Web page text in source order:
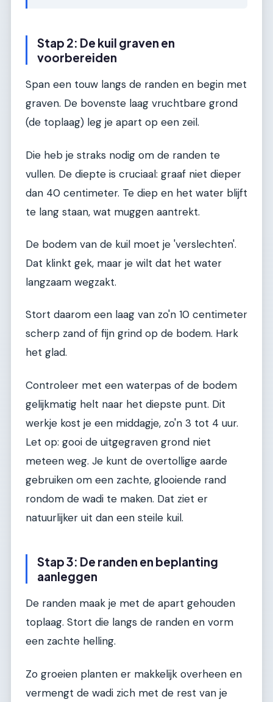
Stap 2: De kuil graven en
voorbereiden
Span een touw langs de randen en begin met
graven. De bovenste laag vruchtbare grond
(de toplaag) leg je apart op een zeil.
Die heb je straks nodig om de randen te
vullen. De diepte is cruciaal: graaf niet dieper
dan 40 centimeter. Te diep en het water blijft
te lang staan, wat muggen aantrekt.
De bodem van de kuil moet je 'verslechten'.
Dat klinkt gek, maar je wilt dat het water
langzaam wegzakt.
Stort daarom een laag van zo'n 10 centimeter
scherp zand of fijn grind op de bodem. Hark
het glad.
Controleer met een waterpas of de bodem
gelijkmatig helt naar het diepste punt. Dit
werkje kost je een middagje, zo'n 3 tot 4 uur.
Let op: gooi de uitgegraven grond niet
meteen weg. Je kunt de overtollige aarde
gebruiken om een zachte, glooiende rand
rondom de wadi te maken. Dat ziet er
natuurlijker uit dan een steile kuil.
Stap 3: De randen en beplanting
aanleggen
De randen maak je met de apart gehouden
toplaag. Stort die langs de randen en vorm
een zachte helling.
Zo groeien planten er makkelijk overheen en
vermengt de wadi zich met de rest van je